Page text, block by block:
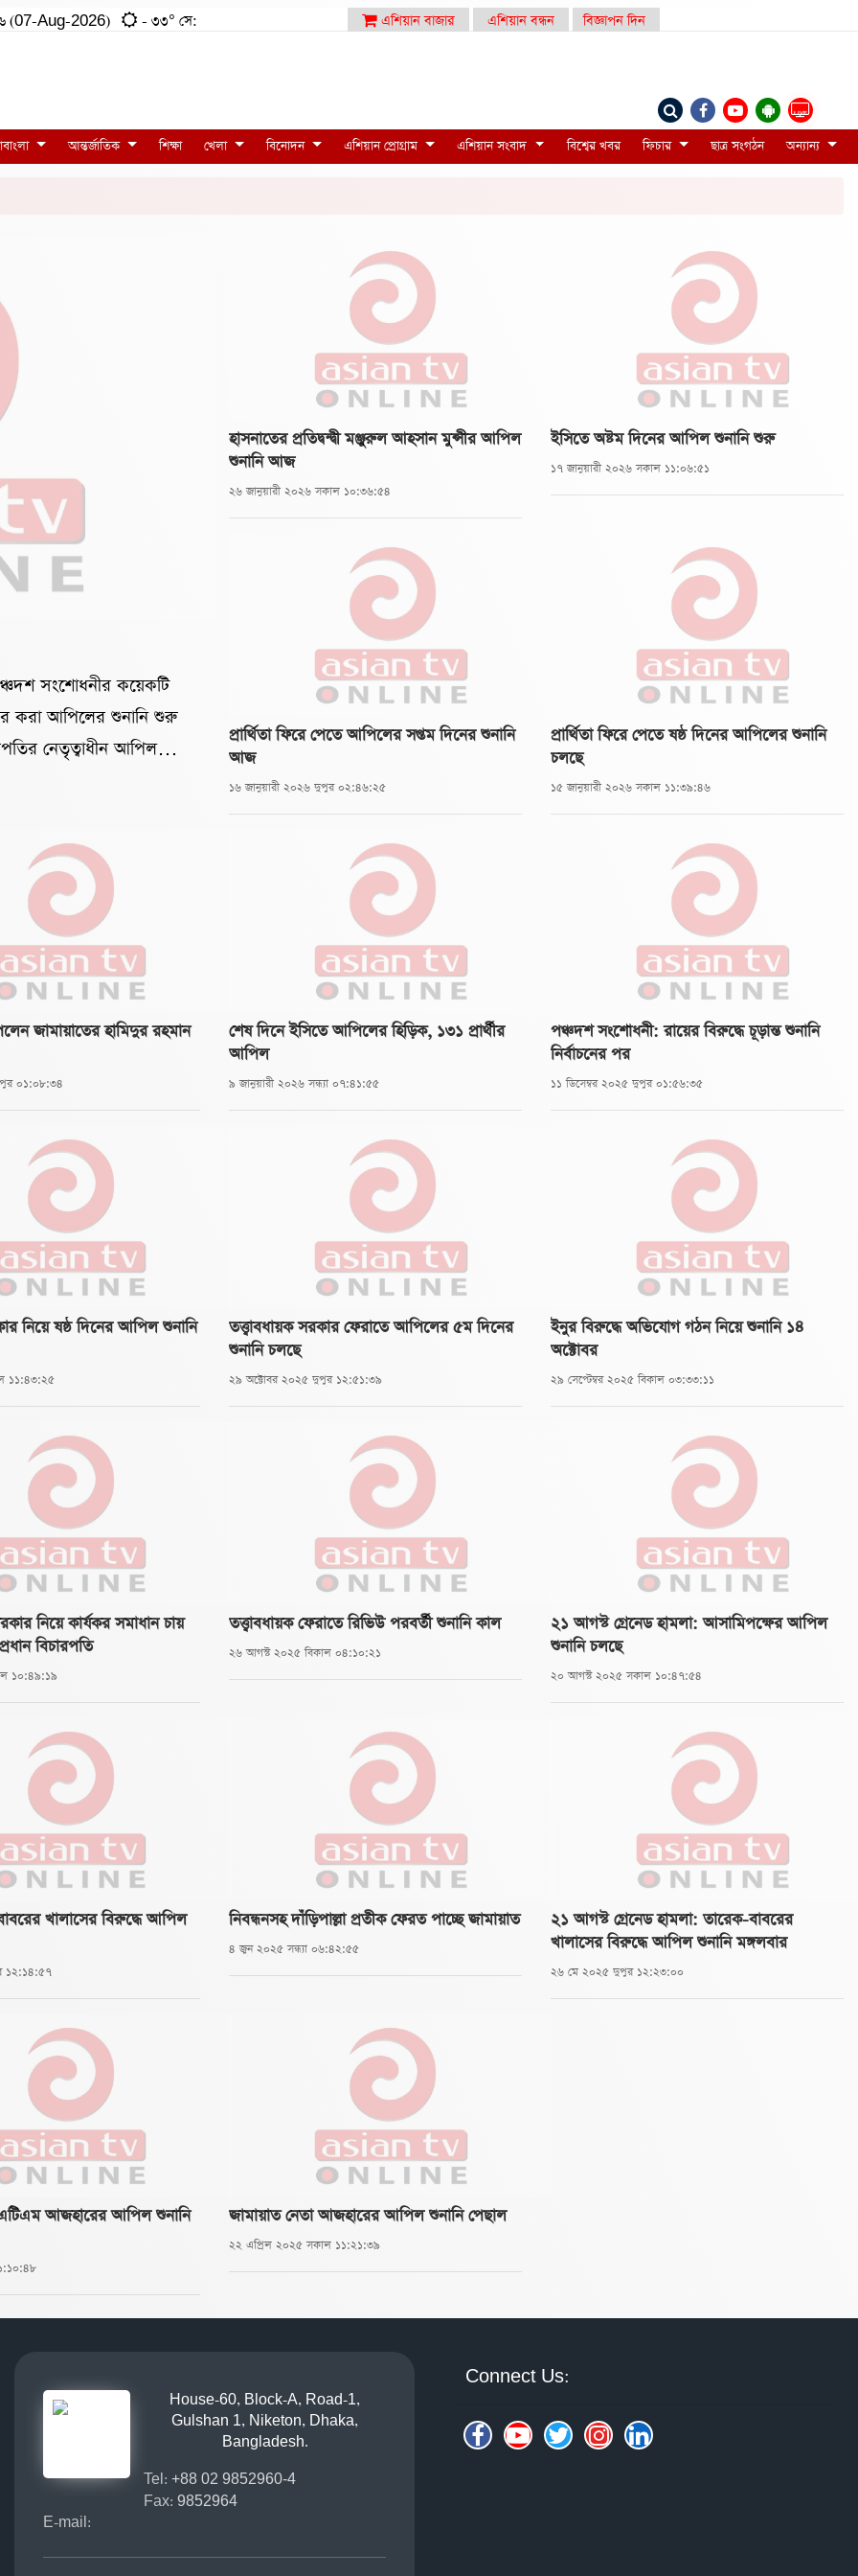
(07-Aug-2026) - ৩৩° সে: এশিয়ান বাজার এশিয়ান বন্ধন বিজ্ঞাপন দিন
LIVE
আন্তর্জাতিক শিক্ষা খেলা বিনোদন এশিয়ান প্রোগ্রাম এশিয়ান সংবাদ বিশ্বের খবর ফিচার ছাত্র সংগঠন অন্যান্য
সংশোধনীর কয়েকটি
করা আপিলের শুনানি শুরু
নেতৃত্বাধীন আপিল
শিশির মনির ও ড.
দায়ের করা লিভ টু
ড. সৈয়দ রেফাত
নভেম্বর তত্ত্বাবধায়ক
বিষয় অবৈধ ঘোষণা করে
ওই আবেদনে পঞ্চদশ
হাসনাতের প্রতিদ্বন্দ্বী মঞ্জুরুল আহসান মুন্সীর আপিল
শুনানি আজ
২৬ জানুয়ারী ২০২৬ সকাল ১০:৩৬:৫৪
ইসিতে অষ্টম দিনের আপিল শুনানি শুরু
১৭ জানুয়ারী ২০২৬ সকাল ১১:০৬:৫১
প্রার্থিতা ফিরে পেতে আপিলের সপ্তম দিনের শুনানি
আজ
১৬ জানুয়ারী ২০২৬ দুপুর ০২:৪৬:২৫
প্রার্থিতা ফিরে পেতে ষষ্ঠ দিনের আপিলের শুনানি
চলছে
১৫ জানুয়ারী ২০২৬ সকাল ১১:৩৯:৪৬
জামায়াতের হামিদুর রহমান
০১:০৮:৩৪
শেষ দিনে ইসিতে আপিলের হিড়িক, ১৩১ প্রার্থীর
আপিল
৯ জানুয়ারী ২০২৬ সন্ধ্যা ০৭:৪১:৫৫
পঞ্চদশ সংশোধনী: রায়ের বিরুদ্ধে চূড়ান্ত শুনানি
নির্বাচনের পর
১১ ডিসেম্বর ২০২৫ দুপুর ০১:৫৬:৩৫
নিয়ে ষষ্ঠ দিনের আপিল শুনানি
১১:৪৩:২৫
তত্ত্বাবধায়ক সরকার ফেরাতে আপিলের ৫ম দিনের
শুনানি চলছে
২৯ অক্টোবর ২০২৫ দুপুর ১২:৫১:৩৯
ইনুর বিরুদ্ধে অভিযোগ গঠন নিয়ে শুনানি ১৪
অক্টোবর
২৯ সেপ্টেম্বর ২০২৫ বিকাল ০৩:৩৩:১১
নিয়ে কার্যকর সমাধান চায়
বিচারপতি
১০:৪৯:১৯
তত্ত্বাবধায়ক ফেরাতে রিভিউ পরবর্তী শুনানি কাল
২৬ আগস্ট ২০২৫ বিকাল ০৪:১০:২১
২১ আগস্ট গ্রেনেড হামলা: আসামিপক্ষের আপিল
শুনানি চলছে
২০ আগস্ট ২০২৫ সকাল ১০:৪৭:৫৪
খালাসের বিরুদ্ধে আপিল
১২:১৪:৫৭
নিবন্ধনসহ দাঁড়িপাল্লা প্রতীক ফেরত পাচ্ছে জামায়াত
৪ জুন ২০২৫ সন্ধ্যা ০৬:৪২:৫৫
২১ আগস্ট গ্রেনেড হামলা: তারেক-বাবরের
খালাসের বিরুদ্ধে আপিল শুনানি মঙ্গলবার
২৬ মে ২০২৫ দুপুর ১২:২৩:০০
আজহারের আপিল শুনানি
জামায়াত নেতা আজহারের আপিল শুনানি পেছাল
২২ এপ্রিল ২০২৫ সকাল ১১:২১:৩৯
House-60, Block-A, Road-1,
Gulshan 1, Niketon, Dhaka,
Bangladesh.
Tel: +88 02 9852960-4
Fax: 9852964
E-mail:
Connect Us: